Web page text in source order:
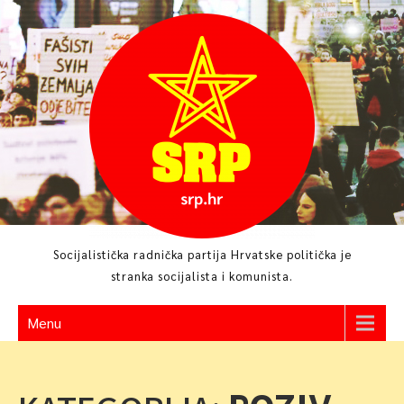
Skip
to
content
Socijalistička radnička partija Hrvatske politička je
stranka socijalista i komunista.
Menu